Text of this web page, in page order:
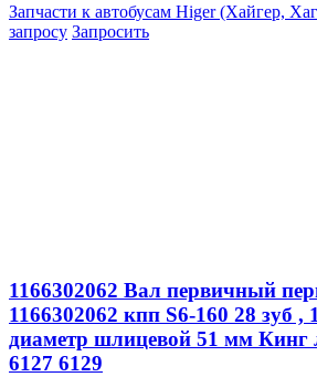
Запчасти к автобусам Higer (Хайгер,
запросу Запросить
1166302062 Вал первичный
1166302062 кпп S6-160 28 зуб
диаметр шлицевой 51 мм Кинг
6127 6129